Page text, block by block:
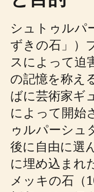
シュトゥルパ
ずきの石」）
スによって迫
の記憶を称え
ばに芸術家ギ
によって開始
ゥルパーシュ
後に自由に選
に埋め込まれ
メッキの石（